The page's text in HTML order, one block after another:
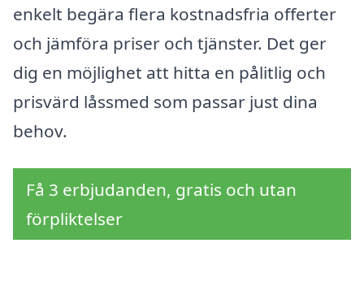
enkelt begära flera kostnadsfria offerter
och jämföra priser och tjänster. Det ger
dig en möjlighet att hitta en pålitlig och
prisvärd låssmed som passar just dina
behov.
Få 3 erbjudanden, gratis och utan
förpliktelser